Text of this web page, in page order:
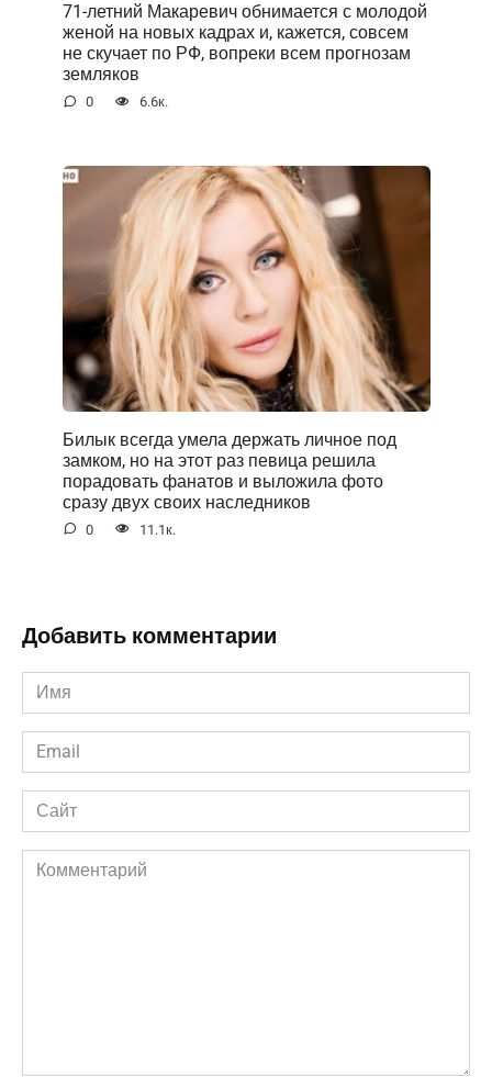
71-летний Макаревич обнимается с молодой
женой на новых кадрах и, кажется, совсем
не скучает по РФ, вопреки всем прогнозам
земляков
0 6.6к.
Билык всегда умела держать личное под
замком, но на этот раз певица решила
порадовать фанатов и выложила фото
сразу двух своих наследников
0 11.1к.
Добавить комментарии
Имя
*
Email
*
Сайт
Комментарий